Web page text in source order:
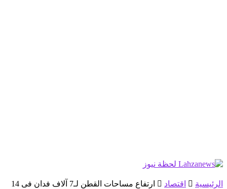
الرئيسية اقتصاد
ارتفاع مساحات القطن لـ7 آلاف فدان فى 14